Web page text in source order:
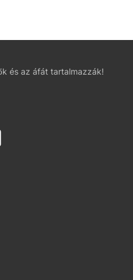
és az áfát tartalmazzák!